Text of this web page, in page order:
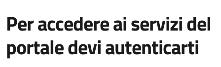
Per accedere ai servizi del
portale devi autenticarti